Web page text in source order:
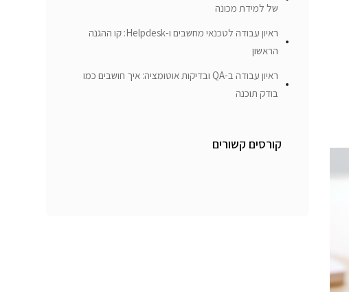
של למידת מכונה
ראיון עבודה לטכנאי מחשבים ו-Helpdesk: קו ההגנה
הראשון
ראיון עבודה ב-QA ובדיקות אוטומציה: איך חושבים כמו
בודק תוכנה
קורסים קשורים